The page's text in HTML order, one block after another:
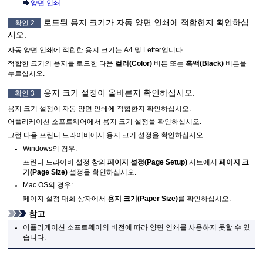
양면 인쇄
확인 2
로드된 용지 크기가 자동 양면 인쇄에 적합한지 확인하십
시오.
자동 양면 인쇄에 적합한 용지 크기는 A4 및 Letter입니다.
적합한 크기의 용지를 로드한 다음 컬러(Color) 버튼 또는 흑백(Black) 버튼을
누르십시오.
확인 3 용지 크기 설정이 올바른지 확인하십시오.
용지 크기 설정이 자동 양면 인쇄에 적합한지 확인하십시오.
어플리케이션 소프트웨어에서 용지 크기 설정을 확인하십시오.
그런 다음 프린터 드라이버에서 용지 크기 설정을 확인하십시오.
Windows의 경우:
프린터 드라이버 설정 창의페이지 설정(Page Setup) 시트에서페이지 크
기(Page Size) 설정을 확인하십시오.
Mac OS의 경우:
페이지 설정 대화 상자에서용지 크기(Paper Size)를 확인하십시오.
참고
어플리케이션 소프트웨어의 버전에 따라 양면 인쇄를 사용하지 못할 수 있
습니다.